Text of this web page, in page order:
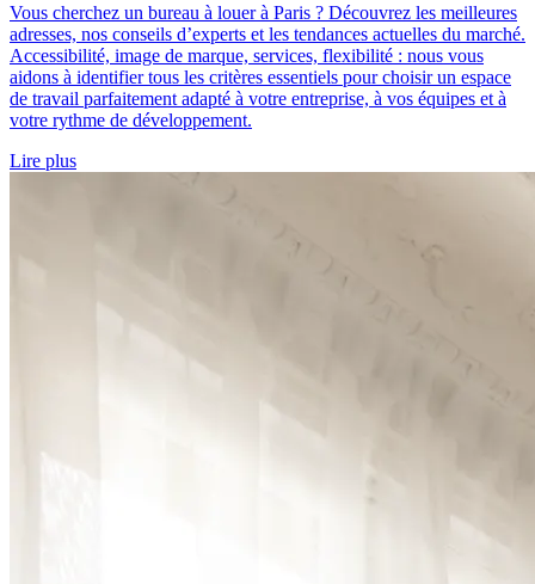
Vous cherchez un bureau à louer à Paris ? Découvrez les meilleures
adresses, nos conseils d’experts et les tendances actuelles du marché.
Accessibilité, image de marque, services, flexibilité : nous vous
aidons à identifier tous les critères essentiels pour choisir un espace
de travail parfaitement adapté à votre entreprise, à vos équipes et à
votre rythme de développement.
Lire plus